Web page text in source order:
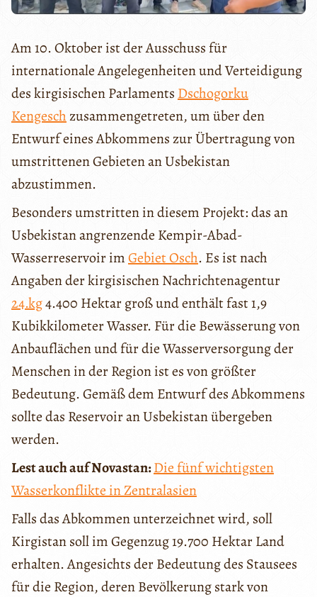
Am 10. Oktober ist der Ausschuss für
internationale Angelegenheiten und Verteidigung
des kirgisischen Parlaments Dschogorku
Kengeschzusammengetreten, um über den
Entwurf eines Abkommens zur Übertragung von
umstrittenen Gebieten an Usbekistan
abzustimmen.
Besonders umstritten in diesem Projekt: das an
Usbekistan angrenzende Kempir-Abad-
Wasserreservoir imGebiet Osch. Es ist nach
Angaben der kirgisischen Nachrichtenagentur
24.kg4.400 Hektar groß und enthält fast 1,9
Kubikkilometer Wasser. Für die Bewässerung von
Anbauflächen und für die Wasserversorgung der
Menschen in der Region ist es von größter
Bedeutung. Gemäß dem Entwurf des Abkommens
sollte das Reservoir an Usbekistan übergeben
werden.
Lest auch auf Novastan:Die fünf wichtigsten
Wasserkonflikte in Zentralasien
Falls das Abkommen unterzeichnet wird, soll
Kirgistan soll im Gegenzug 19.700 Hektar Land
erhalten. Angesichts der Bedeutung des Stausees
für die Region, deren Bevölkerung stark von